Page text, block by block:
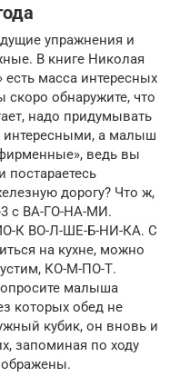
упражнения и
В книге Николая
масса интересных
обнаружите, что
надо придумывать
интересными, а малыш
ведь вы
постараетесь
дорогу? Что ж,
3 с ВА-ГО-НА-МИ.
К ВО-Л-ШЕ-Б-НИ-КА. С
на кухне, можно
КО-М-ПО-Т.
малыша
которых обед не
кубик, он вновь и
запоминая по ходу